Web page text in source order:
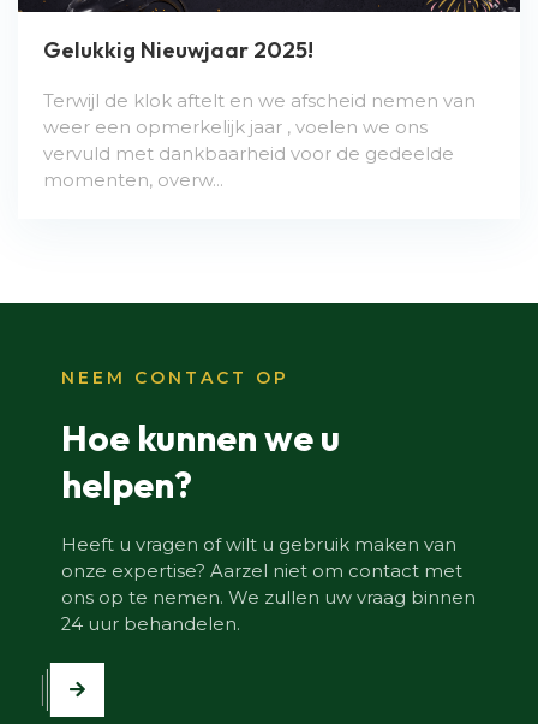
Gelukkig Nieuwjaar 2025!
Terwijl de klok aftelt en we afscheid nemen van
weer een opmerkelijk jaar , voelen we ons
vervuld met dankbaarheid voor de gedeelde
momenten, overw...
NEEM CONTACT OP
Hoe kunnen we u
helpen?
Heeft u vragen of wilt u gebruik maken van
onze expertise? Aarzel niet om contact met
ons op te nemen. We zullen uw vraag binnen
24 uur behandelen.